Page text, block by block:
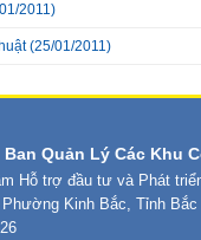
2011)
(25/01/2011)
Quản Lý Các Khu
Hỗ trợ đầu tư và Phát
Kinh Bắc, Tỉnh Bắc